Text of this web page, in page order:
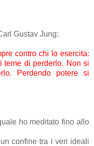
Gustav Jung:
contro chi lo esercita:
teme di perderlo. Non si
Perdendo potere si
ho meditato fino allo
confine tra i veri ideali